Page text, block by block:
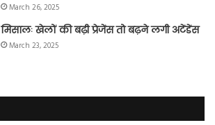
March 26, 2025
मिसालः खेलों की बढ़ी प्रेजेंस तो बढ़ने लगी अटेंडेंस
March 23, 2025